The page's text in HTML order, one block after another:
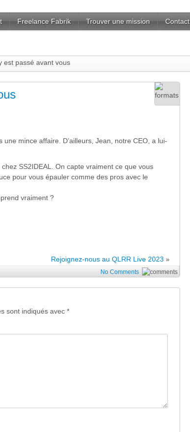
Freelance Fabrik Trouver une mission Contact
est passé avant vous
mince affaire. D’ailleurs, Jean, notre CEO, a lui-
SS2IDEAL. On capte vraiment ce que vous
pour vous épauler comme des pros avec le
vraiment ?
Rejoignez-nous au QLRR Live 2023 »
No Comments
sont indiqués avec *